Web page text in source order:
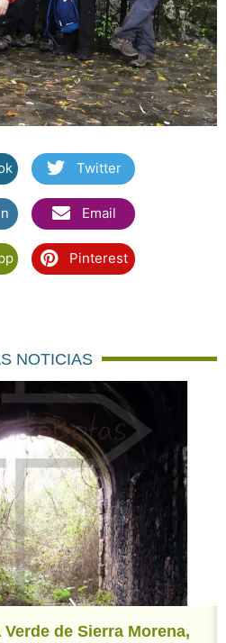
Twitter
Email
Pinterest
NOTICIAS
de Sierra Morena,